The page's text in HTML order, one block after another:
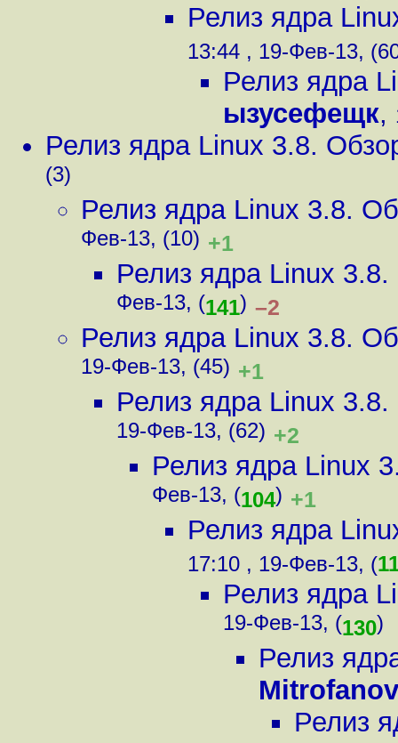
Релиз ядра
13:44 , 19-Фев-13,
Релиз ядра
ызусефещк,
Релиз ядра Linux 3.8.
(3)
Релиз ядра Linux 3.8.
Фев-13, (10) +1
Релиз ядра Linux
Фев-13, (141) –2
Релиз ядра Linux 3.8.
19-Фев-13, (45) +1
Релиз ядра Linux
19-Фев-13, (62) +2
Релиз ядра Linux
Фев-13, (104) +1
Релиз ядра
17:10 , 19-Фев-13, (
Релиз ядра
19-Фев-13, (130)
Релиз
Mitrofanov
Релиз